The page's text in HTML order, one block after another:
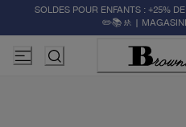
SOLDES POUR ENFANTS : +25%
✏️📚🚸 |